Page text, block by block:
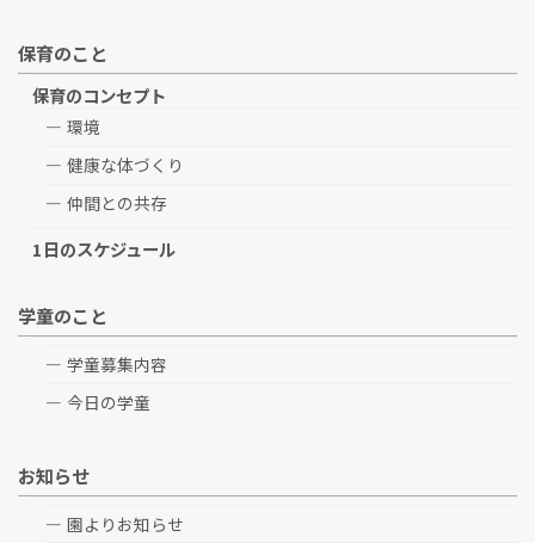
保育のこと
保育のコンセプト
環境
健康な体づくり
仲間との共存
1日のスケジュール
学童のこと
学童募集内容
今日の学童
お知らせ
園よりお知らせ